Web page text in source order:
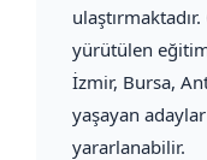
yürütülen
İzmir, Bursa,
yaşayan
yararlanabilir.